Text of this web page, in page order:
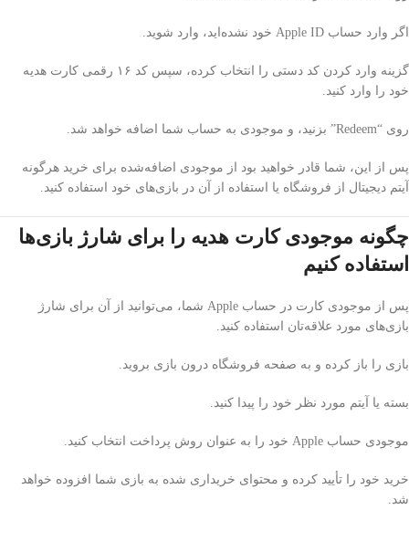
اگر وارد حساب Apple ID خود نشده‌اید، وارد شوید.
گزینه وارد کردن کد دستی را انتخاب کرده، سپس کد ۱۶ رقمی کارت هدیه
خود را وارد کنید.
روی “Redeem” بزنید، و موجودی به حساب شما اضافه خواهد شد.
پس از این، شما قادر خواهید بود از موجودی اضافه‌شده برای خرید هرگونه
آیتم دیجیتال از فروشگاه یا استفاده از آن در بازی‌های خود استفاده کنید.
چگونه موجودی کارت هدیه را برای شارژ بازی‌ها
استفاده کنیم
پس از موجودی کارت در حساب Apple شما، می‌توانید از آن برای شارژ
بازی‌های مورد علاقه‌تان استفاده کنید.
بازی را باز کرده و به صفحه فروشگاه درون بازی بروید.
بسته یا آیتم مورد نظر خود را پیدا کنید.
موجودی حساب Apple خود را به عنوان روش پرداخت انتخاب کنید.
خرید خود را تأیید کرده و محتوای خریداری شده به بازی شما افزوده خواهد
شد.